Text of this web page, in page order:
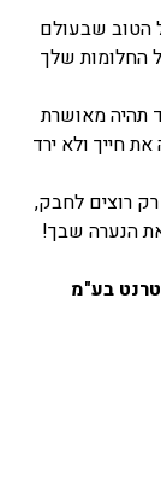
הטוב שבעולם
החלומות שלך
תהיה מאושרת
חייך ולא ירד
רק רוצים לחבק,
הנערה שבך!
בע"מ